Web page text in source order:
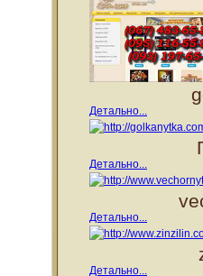
Детально...
Детально...
Детально...
Детально...